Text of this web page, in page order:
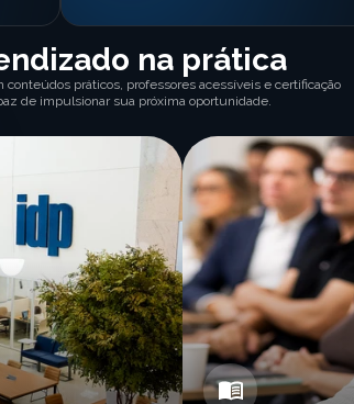
na prática
conteúdos práticos, professores acessíveis e certificação
de impulsionar sua próxima oportunidade.